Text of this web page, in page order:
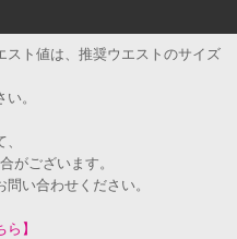
ト値は、推奨ウエストのサイズ
。
がございます。
い合わせください。
】